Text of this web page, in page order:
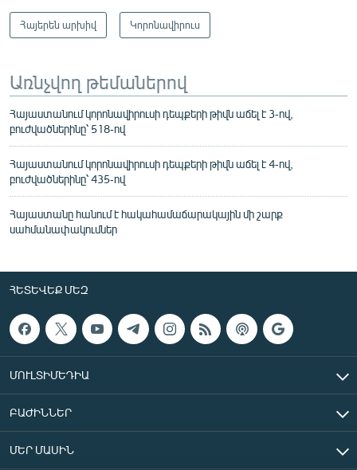
Հայերեն արխիվ Կորոնավիրուս
Առնչվող թեմաներով
Հայաստանում կորոնավիրուսի դեպքերի թիվն աճել է 3-ով,
բուժվածներինը՝ 518-ով
Հայաստանում կորոնավիրուսի դեպքերի թիվն աճել է 4-ով,
բուժվածներինը՝ 435-ով
Հայաստանը հանում է հակահամաճարակային մի շարք
սահմանափակումներ
ՀԵՏԵՎԵՔ ՄԵԶ
ՄՈՒԼՏԻՄԵԴԻԱ
ԲԱԺԻՆՆԵՐ
ՄԵՐ ՄԱՍԻՆ